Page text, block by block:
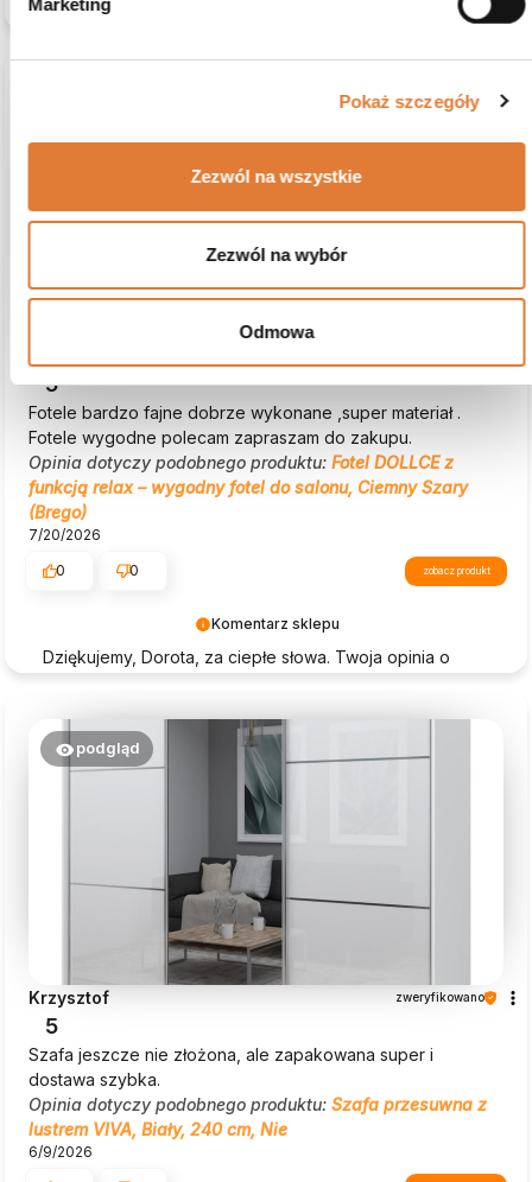
Marketing
Pokaż szczegóły
Zezwól na wszystkie
Zezwól na wybór
Odmowa
Komentarz sklepu
Dziękujemy, Dorota, za ciepłe słowa. Twoja opinia o
5
Fotele bardzo fajne dobrze wykonane ,super materiał .
Fotele wygodne polecam zapraszam do zakupu.
Opinia dotyczy podobnego produktu: Fotel DOLLCE z
funkcją relax – wygodny fotel do salonu, Ciemny Szary
(Brego)
7/20/2026
0
0 zobacz produkt
podgląd
Krzysztof zweryfikowano
5
Szafa jeszcze nie złożona, ale zapakowana super i
dostawa szybka.
Opinia dotyczy podobnego produktu: Szafa przesuwna z
lustrem VIVA, Biały, 240 cm, Nie
6/9/2026